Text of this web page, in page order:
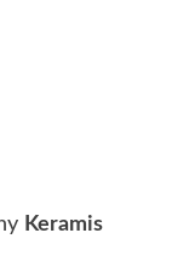
Keramis